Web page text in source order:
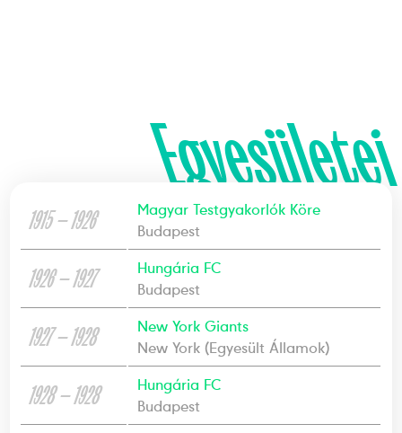
Egyesületei
1915 — 1926
Magyar Testgyakorlók Köre
Budapest
1926 — 1927
Hungária FC
Budapest
1927 — 1928
New York Giants
New York (Egyesült Államok)
1928 — 1928
Hungária FC
Budapest